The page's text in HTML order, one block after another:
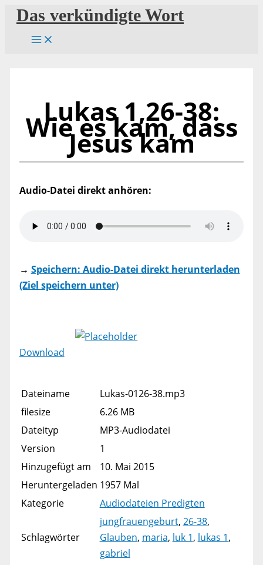
Zum
Inhalt
springen
Das verkündigte Wort
Lukas 1,26-38:
Wie es kam, dass
Jesus kam
Audio-Datei direkt anhören:
→ Speichern: Audio-Datei direkt herunterladen
(Ziel speichern unter)
Download
Dateiname
Lukas-0126-38.mp3
filesize
6.26 MB
Dateityp
MP3-Audiodatei
Version
1
Hinzugefügt am
10. Mai 2015
Heruntergeladen 1957 Mal
Kategorie
Audiodateien Predigten
Schlagwörter
jungfrauengeburt, 26-38,
Glauben, maria, luk 1, lukas 1,
gabriel